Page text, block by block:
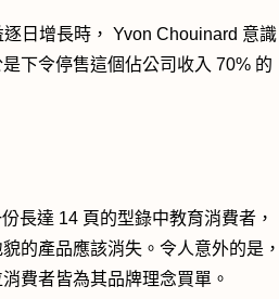
日增長時， Yvon Chouinard 意識
下令停售這個佔公司收入 70% 的
長達 14 頁的型錄中教育消費者，
的產品應該消失。令人意外的是，
費者皆為其品牌理念買單。